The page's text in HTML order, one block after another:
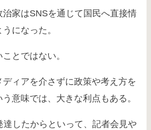
治家はSNSを通じて国民へ直接情
になった。
とではない。
ィアを介さずに政策や考え方を
意味では、大きな利点もある。
達したからといって、記者会見や